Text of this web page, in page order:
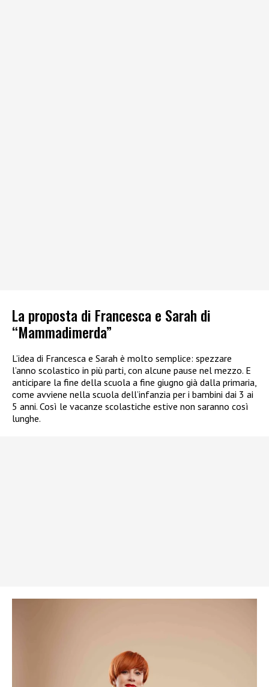
La proposta di Francesca e Sarah di
“Mammadimerda”
L’idea di Francesca e Sarah è molto semplice: spezzare
l’anno scolastico in più parti, con alcune pause nel mezzo. E
anticipare la fine della scuola a fine giugno già dalla primaria,
come avviene nella scuola dell’infanzia per i bambini dai 3 ai
5 anni. Così le vacanze scolastiche estive non saranno così
lunghe.